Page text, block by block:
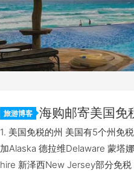
旅游博客 海购邮寄美国免
1. 美国免税的州 美国有5个州免
加Alaska 德拉维Delaware 蒙塔
hire 新泽西New Jersey部分免